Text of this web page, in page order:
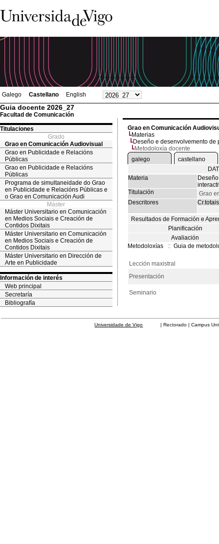
Galego Castellano English
Guia docente 2026_27
Facultad de Comunicación
Titulaciones
Grado
Grao en Comunicación Audiovisual
Grao en Publicidade e Relacións
Públicas
Grao en Publicidade e Relacións
Públicas
Programa de simultaneidade do Grao
en Publicidade e Relacións Públicas e
o Grao en Comunicación Audi
Máster
Máster Universitario en Comunicación
en Medios Sociais e Creación de
Contidos Dixitais
Máster Universitario en Comunicación
en Medios Sociais e Creación de
Contidos Dixitais
Máster Universitario en Dirección de
Arte en Publicidade
Información de interés
Web principal
Secretaría
Bibliografía
Grao en Comunicación
Materias
Deseño e desenvolvemento de
Metodoloxía docente
galego
castellano
Materia
Titulación
Grao
Descritores
Cr.totais
Resultados de Formación e
Planificación
Avaliación
Metodoloxías
:: Guia de
Lección maxistral
Presentación
Seminario
Universidade de Vigo | Rectorado | Campus